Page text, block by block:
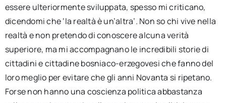
essere ulteriormente sviluppata, spesso mi criticano,
dicendomi che ‘la realtà è un’altra’. Non so chi vive nella
realtà e non pretendo di conoscere alcuna verità
superiore, ma mi accompagnano le incredibili storie di
cittadini e cittadine bosniaco-erzegovesi che fanno del
loro meglio per evitare che gli anni Novanta si ripetano.
Forse non hanno una coscienza politica abbastanza